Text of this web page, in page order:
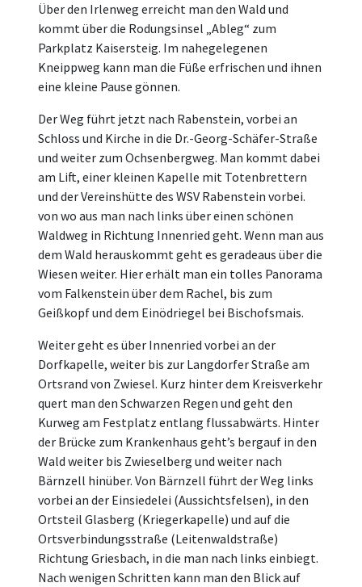
Über den Irlenweg erreicht man den Wald und
kommt über die Rodungsinsel „Ableg“ zum
Parkplatz Kaisersteig. Im nahegelegenen
Kneippweg kann man die Füße erfrischen und ihnen
eine kleine Pause gönnen.
Der Weg führt jetzt nach Rabenstein, vorbei an
Schloss und Kirche in die Dr.-Georg-Schäfer-Straße
und weiter zum Ochsenbergweg. Man kommt dabei
am Lift, einer kleinen Kapelle mit Totenbrettern
und der Vereinshütte des WSV Rabenstein vorbei.
von wo aus man nach links über einen schönen
Waldweg in Richtung Innenried geht. Wenn man aus
dem Wald herauskommt geht es geradeaus über die
Wiesen weiter. Hier erhält man ein tolles Panorama
vom Falkenstein über dem Rachel, bis zum
Geißkopf und dem Einödriegel bei Bischofsmais.
Weiter geht es über Innenried vorbei an der
Dorfkapelle, weiter bis zur Langdorfer Straße am
Ortsrand von Zwiesel. Kurz hinter dem Kreisverkehr
quert man den Schwarzen Regen und geht den
Kurweg am Festplatz entlang flussabwärts. Hinter
der Brücke zum Krankenhaus geht’s bergauf in den
Wald weiter bis Zwieselberg und weiter nach
Bärnzell hinüber. Von Bärnzell führt der Weg links
vorbei an der Einsiedelei (Aussichtsfelsen), in den
Ortsteil Glasberg (Kriegerkapelle) und auf die
Ortsverbindungsstraße (Leitenwaldstraße)
Richtung Griesbach, in die man nach links einbiegt.
Nach wenigen Schritten kann man den Blick auf